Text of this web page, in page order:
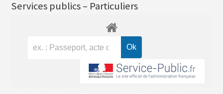
Services publics – Particuliers